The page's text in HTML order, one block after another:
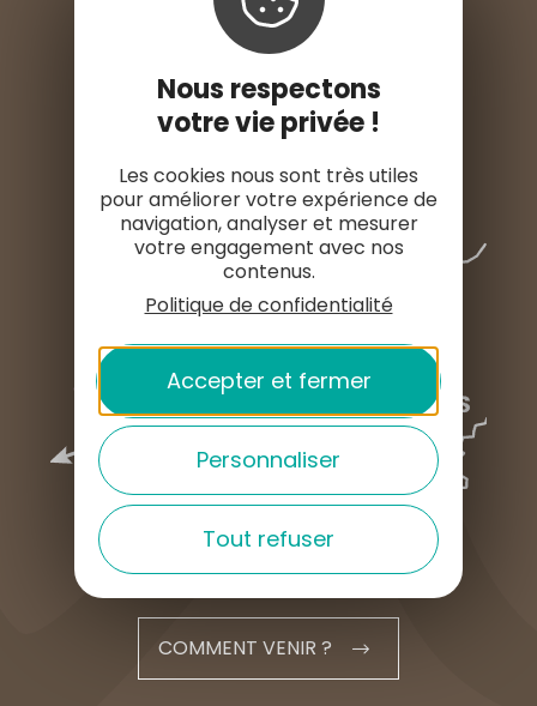
ESPACE PRO
ESPACE PRESSE
COMMENT VENIR ?
Nous respectons
votre vie privée !
Les cookies nous sont très utiles
pour améliorer votre expérience de
navigation, analyser et mesurer
votre engagement avec nos
contenus.
Politique de confidentialité
Accepter et fermer
Personnaliser
Tout refuser